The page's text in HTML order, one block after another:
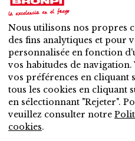
Gamme à bois
Gamme à pellet
Mixte: bois – granulés
Accessoires
Ventilation
Nouveautés
Contact
Service après-vente
Distributeur plus prochain
Service après-vente
Voulez-vous être
Nous utilisons nos propres
des fins analytiques et pour
personnalisée en fonction
vos habitudes de
vos préférences en cliquant
tous les cookies en cliquant
en sélectionnant "Rejeter".
veuillez consulter notre
cookies.